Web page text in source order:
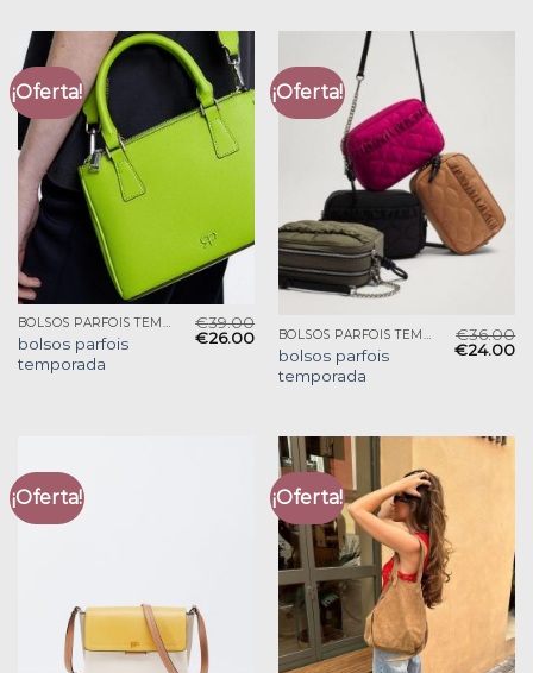
¡Oferta!
BOLSOS PARFOIS TEMPORADA
bolsos parfois
temporada
€39.00
€26.00
¡Oferta!
BOLSOS PARFOIS TEMPORADA
bolsos parfois
temporada
€36.00
€24.00
¡Oferta! ¡Oferta!